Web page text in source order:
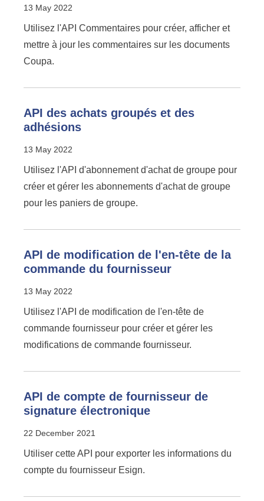
13 May 2022
Utilisez l'API Commentaires pour créer, afficher et
mettre à jour les commentaires sur les documents
Coupa.
API des achats groupés et des
adhésions
13 May 2022
Utilisez l'API d'abonnement d'achat de groupe pour
créer et gérer les abonnements d'achat de groupe
pour les paniers de groupe.
API de modification de l'en-tête de la
commande du fournisseur
13 May 2022
Utilisez l'API de modification de l'en-tête de
commande fournisseur pour créer et gérer les
modifications de commande fournisseur.
API de compte de fournisseur de
signature électronique
22 December 2021
Utiliser cette API pour exporter les informations du
compte du fournisseur Esign.